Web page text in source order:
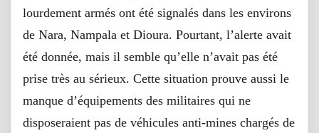
lourdement armés ont été signalés dans les environs
de Nara, Nampala et Dioura. Pourtant, l’alerte avait
été donnée, mais il semble qu’elle n’avait pas été
prise très au sérieux. Cette situation prouve aussi le
manque d’équipements des militaires qui ne
disposeraient pas de véhicules anti-mines chargés de